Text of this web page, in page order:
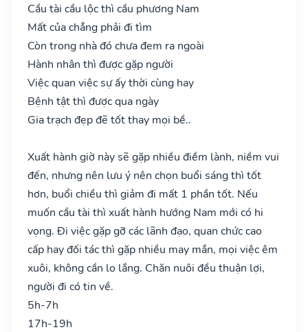
Cầu tài cầu lộc thì cầu phương Nam
Mất của chẳng phải đi tìm
Còn trong nhà đó chưa đem ra ngoài
Hành nhân thì được gặp người
Việc quan việc sự ấy thời cùng hay
Bệnh tật thì được qua ngày
Gia trạch đẹp đẽ tốt thay mọi bề..
Xuất hành giờ này sẽ gặp nhiều điềm lành, niềm vui
đến, nhưng nên lưu ý nên chọn buổi sáng thì tốt
hơn, buổi chiều thì giảm đi mất 1 phần tốt. Nếu
muốn cầu tài thì xuất hành hướng Nam mới có hi
vọng. Đi việc gặp gỡ các lãnh đạo, quan chức cao
cấp hay đối tác thì gặp nhiều may mắn, mọi việc êm
xuôi, không cần lo lắng. Chăn nuôi đều thuận lợi,
người đi có tin về.
5h-7h
17h-19h